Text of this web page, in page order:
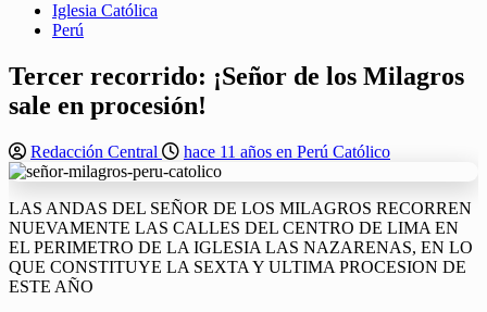
Iglesia Católica
Perú
Tercer recorrido: ¡Señor de los Milagros
sale en procesión!
Redacción Central hace 11 años en Perú Católico
LAS ANDAS DEL SEÑOR DE LOS MILAGROS RECORREN
NUEVAMENTE LAS CALLES DEL CENTRO DE LIMA EN
EL PERIMETRO DE LA IGLESIA LAS NAZARENAS, EN LO
QUE CONSTITUYE LA SEXTA Y ULTIMA PROCESION DE
ESTE AÑO